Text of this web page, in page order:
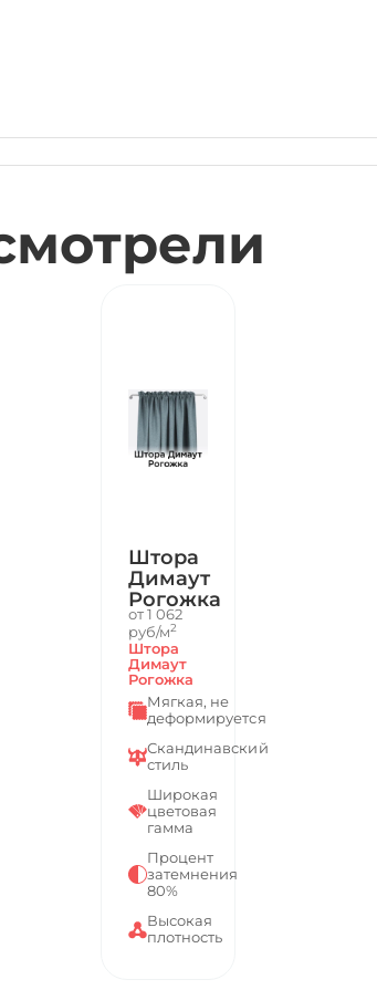
Штора
Димаут
Рогожка
от 1 062
руб/м2
Штора
Димаут
Рогожка
Мягкая, не
деформируется
Скандинавский
стиль
Широкая
цветовая
гамма
Процент
затемнения
80%
Высокая
плотность